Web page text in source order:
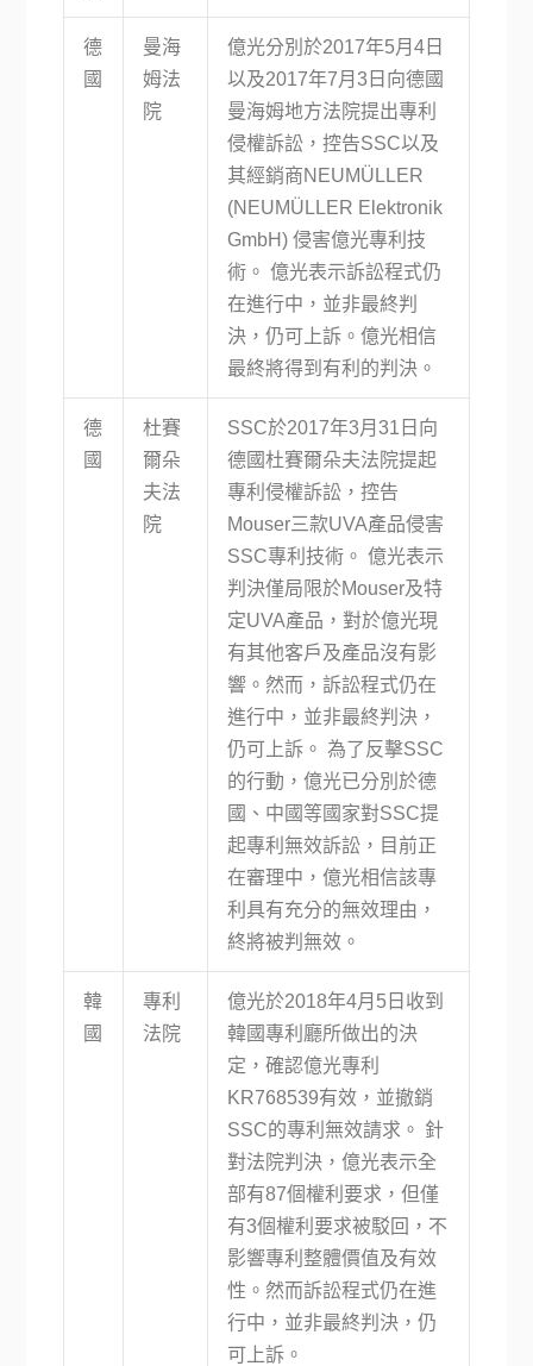
德
國
曼海
姆法
院
億光分別於2017年5月4日
以及2017年7月3日向德國
曼海姆地方法院提出專利
侵權訴訟，控告SSC以及
其經銷商NEUMÜLLER
(NEUMÜLLER Elektronik
GmbH) 侵害億光專利技
術。 億光表示訴訟程式仍
在進行中，並非最終判
決，仍可上訴。億光相信
最終將得到有利的判決。
德
國
杜賽
爾朵
夫法
院
SSC於2017年3月31日向
德國杜賽爾朵夫法院提起
專利侵權訴訟，控告
Mouser三款UVA產品侵害
SSC專利技術。 億光表示
判決僅局限於Mouser及特
定UVA產品，對於億光現
有其他客戶及產品沒有影
響。然而，訴訟程式仍在
進行中，並非最終判決，
仍可上訴。 為了反擊SSC
的行動，億光已分別於德
國、中國等國家對SSC提
起專利無效訴訟，目前正
在審理中，億光相信該專
利具有充分的無效理由，
終將被判無效。
韓
國
專利
法院
億光於2018年4月5日收到
韓國專利廳所做出的決
定，確認億光專利
KR768539有效，並撤銷
SSC的專利無效請求。 針
對法院判決，億光表示全
部有87個權利要求，但僅
有3個權利要求被駁回，不
影響專利整體價值及有效
性。然而訴訟程式仍在進
行中，並非最終判決，仍
可上訴。